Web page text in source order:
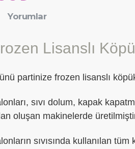
Yorumlar
Lisanslı
partinize frozen lisanslı
sıvı dolum, kapak
oluşan makinelerde
sıvısında kullanılan